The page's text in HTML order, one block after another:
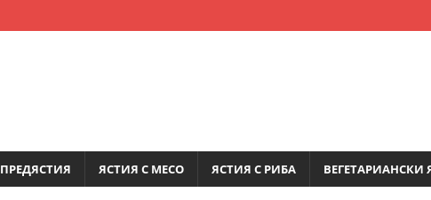
ПРЕДЯСТИЯ ЯСТИЯ С МЕСО ЯСТИЯ С РИБА ВЕГЕТАРИАНСКИ